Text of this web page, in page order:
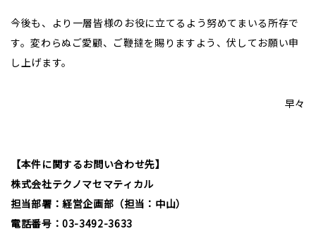
今後も、より一層皆様のお役に立てるよう努めてまいる所存で
す。変わらぬご愛顧、ご鞭撻を賜りますよう、伏してお願い申
し上げます。
早々
【本件に関するお問い合わせ先】
株式会社テクノマセマティカル
担当部署：経営企画部（担当：中山）
電話番号：03-3492-3633